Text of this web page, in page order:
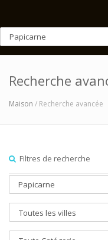
Recherche
Maison / Recherche avancée
Filtres de recherche